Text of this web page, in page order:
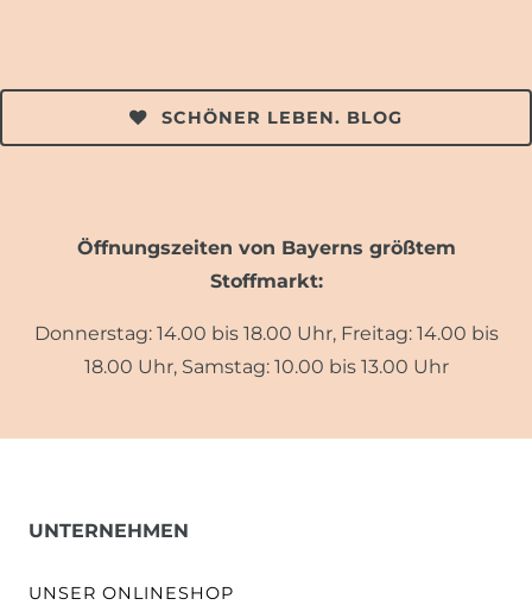
SCHÖNER LEBEN. BLOG
Öffnungszeiten von Bayerns größtem
Stoffmarkt:
Donnerstag: 14.00 bis 18.00 Uhr, Freitag: 14.00 bis
18.00 Uhr, Samstag: 10.00 bis 13.00 Uhr
UNTERNEHMEN
UNSER ONLINESHOP